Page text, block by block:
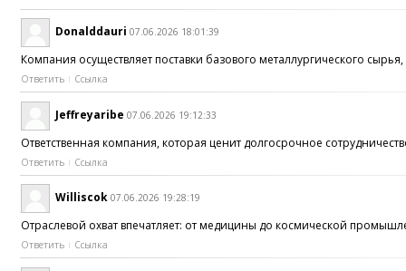
Donalddauri 07.06.2026 18:01:39
Компания осуществляет поставки базового металлургического
Ответить Ссылка
Jeffreyaribe 07.06.2026 19:12:33
Ответственная компания, которая ценит долгосрочное
Ответить Ссылка
Williscok 07.06.2026 19:28:19
Отраслевой охват впечатляет: от медицины до космической
Ответить Ссылка